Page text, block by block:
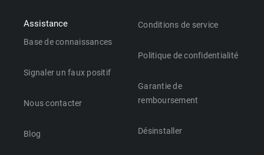
Assistance
Base de connaissances
Signaler un faux positif
Nous contacter
Blog
Conditions de service
Politique de confidentialité
Garantie de
remboursement
Désinstaller